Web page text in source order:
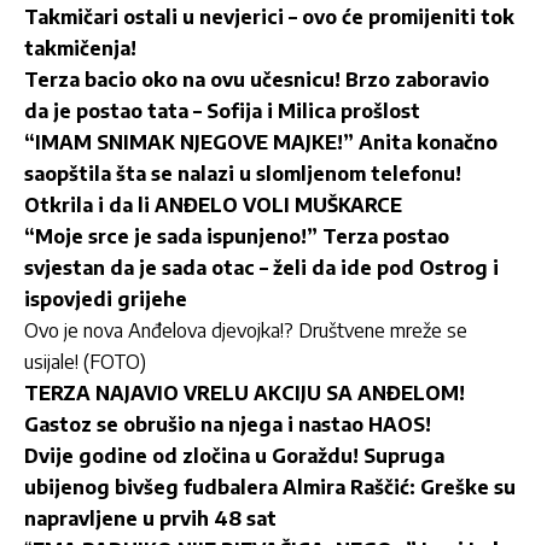
Takmičari ostali u nevjerici – ovo će promijeniti tok
takmičenja!
Terza bacio oko na ovu učesnicu! Brzo zaboravio
da je postao tata – Sofija i Milica prošlost
“IMAM SNIMAK NJEGOVE MAJKE!” Anita konačno
saopštila šta se nalazi u slomljenom telefonu!
Otkrila i da li ANĐELO VOLI MUŠKARCE
“Moje srce je sada ispunjeno!” Terza postao
svjestan da je sada otac – želi da ide pod Ostrog i
ispovjedi grijehe
Ovo je nova Anđelova djevojka!? Društvene mreže se
usijale! (FOTO)
TERZA NAJAVIO VRELU AKCIJU SA ANĐELOM!
Gastoz se obrušio na njega i nastao HAOS!
Dvije godine od zločina u Goraždu! Supruga
ubijenog bivšeg fudbalera Almira Raščić: Greške su
napravljene u prvih 48 sat